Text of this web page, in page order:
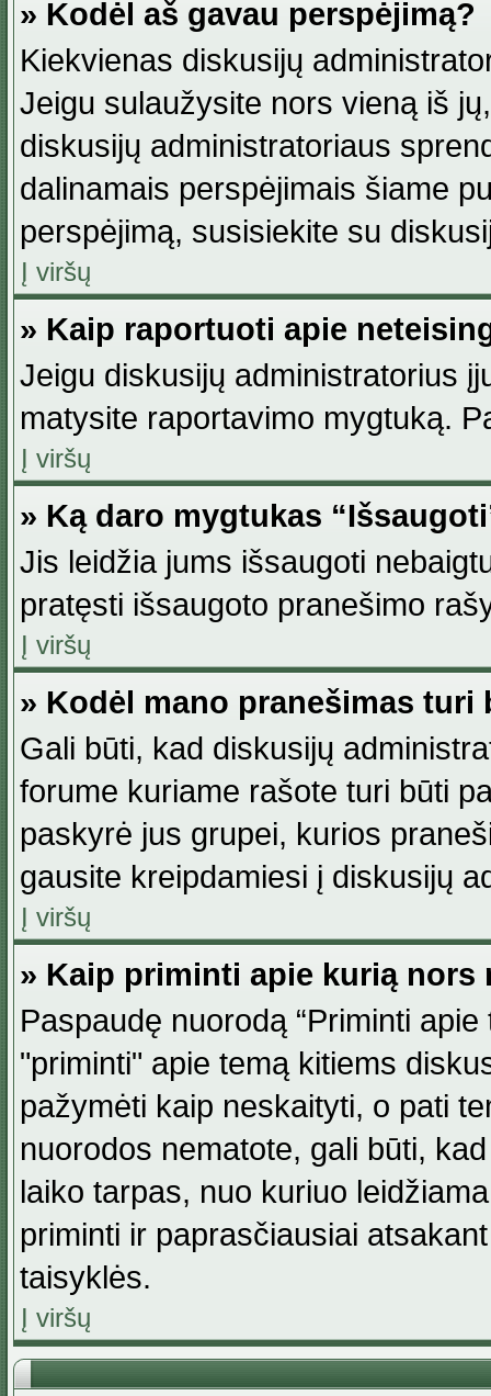
» Kodėl aš gavau perspėjimą?
Kiekvienas diskusijų
Jeigu sulaužysite nors vieną iš
diskusijų administratoriaus
dalinamais perspėjimais šiame
perspėjimą, susisiekite su
Į viršų
» Kaip raportuoti apie
Jeigu diskusijų administratorius
matysite raportavimo mygtuką.
Į viršų
» Ką daro mygtukas
Jis leidžia jums išsaugoti
pratęsti išsaugoto pranešimo
Į viršų
» Kodėl mano pranešimas
Gali būti, kad diskusijų
forume kuriame rašote turi būti
paskyrė jus grupei, kurios
gausite kreipdamiesi į diskusijų
Į viršų
» Kaip priminti apie kurią nors
Paspaudę nuorodą “Priminti
"priminti" apie temą kitiems
pažymėti kaip neskaityti, o pati
nuorodos nematote, gali būti,
laiko tarpas, nuo kuriuo
priminti ir paprasčiausiai
taisyklės.
Į viršų